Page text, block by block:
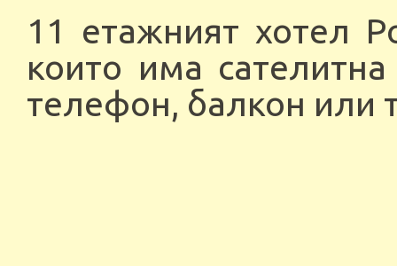
11 етажният хотел
които има
телефон, балкон или